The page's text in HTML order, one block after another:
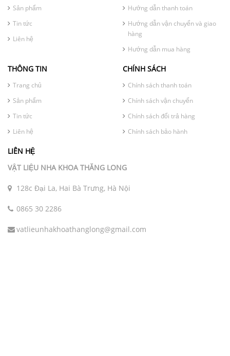
Sản phẩm
Tin tức
Liên hệ
Hướng dẫn thanh toán
Hướng dẫn vận chuyển và giao
hàng
Hướng dẫn mua hàng
THÔNG TIN
Trang chủ
Sản phẩm
Tin tức
Liên hệ
CHÍNH SÁCH
Chính sách thanh toán
Chính sách vận chuyển
Chính sách đổi trả hàng
Chính sách bảo hành
LIÊN HỆ
VẬT LIỆU NHA KHOA THĂNG LONG
128c Đại La, Hai Bà Trưng, Hà Nội
0865 30 2286
vatlieunhakhoathanglong@gmail.com